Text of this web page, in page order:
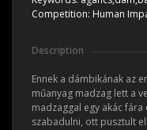
Competition: Human
Description
Ennek a dámbikának az
műanyag madzag lett a
madzaggal egy akác
szabadulni, ott pusztult